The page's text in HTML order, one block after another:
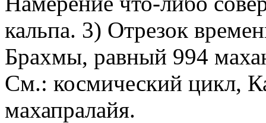
кальпа. 3) Отрезок
Брахмы, равный 994
См.: космический цикл,
махапралайя.